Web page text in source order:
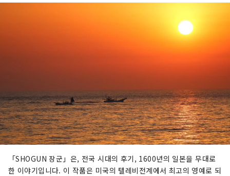
「SHOGUN 장군」은, 전국 시대의 후기, 1600년의 일본을 무대로
한 이야기입니다. 이 작품은 미국의 텔레비전계에서 최고의 영예로 되